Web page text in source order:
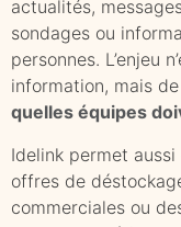
actualités,
sondages ou
personnes. L’enjeu
information, mais
quelles équipes
Idelink permet
offres de
commerciales ou